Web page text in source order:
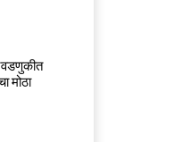
मोठा